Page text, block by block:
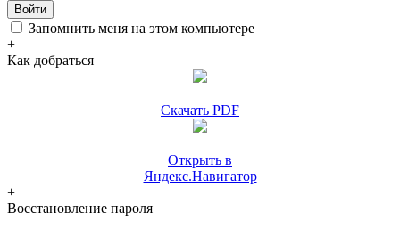
Войти
Запомнить меня на этом компьютере
+
Как добраться
Скачать PDF
Открыть в
Яндекс.Навигатор
+
Восстановление пароля